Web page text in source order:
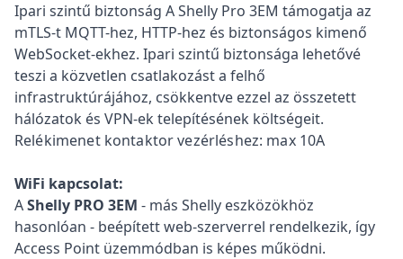
Ipari szintű biztonság A Shelly Pro 3EM támogatja az
mTLS-t MQTT-hez, HTTP-hez és biztonságos kimenő
WebSocket-ekhez. Ipari szintű biztonsága lehetővé
teszi a közvetlen csatlakozást a felhő
infrastruktúrájához, csökkentve ezzel az összetett
hálózatok és VPN-ek telepítésének költségeit.
Relékimenet kontaktor vezérléshez: max 10A
WiFi kapcsolat:
AShelly PRO 3EM - más Shelly eszközökhöz
hasonlóan - beépített web-szerverrel rendelkezik, így
Access Point üzemmódban is képes működni.